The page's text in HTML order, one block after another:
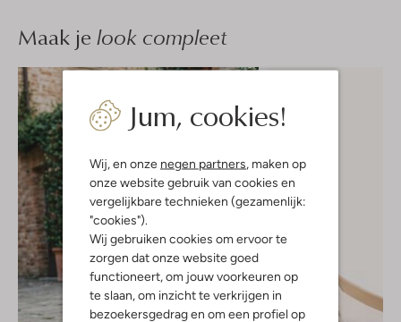
Jum, cookies!
Wij, en onze negen partners, maken op
onze website gebruik van cookies en
vergelijkbare technieken (gezamenlijk:
"cookies").
Wij gebruiken cookies om ervoor te
zorgen dat onze website goed
functioneert, om jouw voorkeuren op
te slaan, om inzicht te verkrijgen in
bezoekersgedrag en om een profiel op
Maak je look compleet